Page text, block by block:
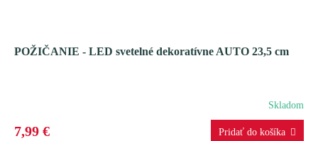
POŽIČANIE - LED svetelné dekoratívne AUTO 23,5 cm
Skladom
7,99 €